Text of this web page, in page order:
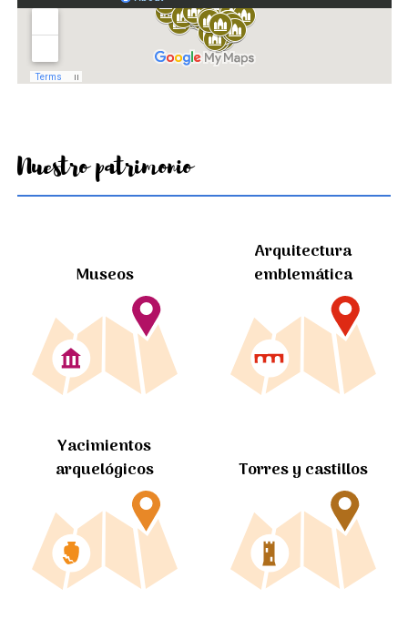
Nuestro patrimonio
Museos
Arquitectura
emblemática
Yacimientos
arquelógicos
Torres y castillos